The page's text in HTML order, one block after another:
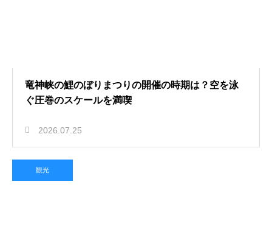
竜神峡の鯉のぼりまつりの開催の時期は？空を泳
ぐ圧巻のスケールを満喫
2026.07.25
観光